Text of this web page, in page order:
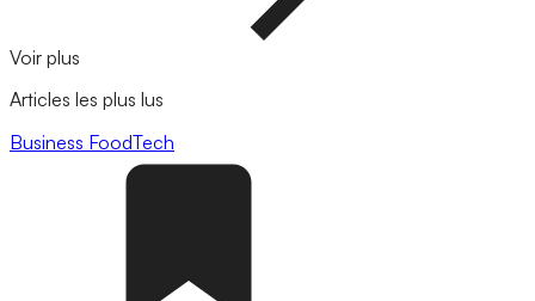
Voir plus
Articles les plus lus
Business FoodTech